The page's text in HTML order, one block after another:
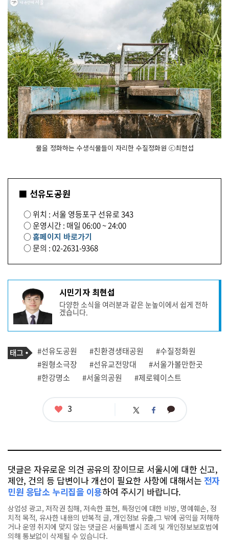
물을 정화하는 수생식물들이 자리한 수질정화원 ⓒ최현섭
■ 선유도공원
○ 위치 : 서울 영등포구 선유로 343
○ 운영시간 : 매일 06:00 ~ 24:00
○홈페이지 바로가기
○ 문의 : 02-2631-9368
성
자
프
필
시민기자 최현섭
다양한 소식을 여러분과 같은 눈높이에서 쉽게 전하
겠습니다.
기
사
관
련
태
태
그
#선유도공원 #친환경생태공원
#수질정화원
#원형소극장
#선유교전망대
#서울가볼만한곳
#한강명소
#서울의공원 #제로웨이스트
좋
3 트 페 카
댓글은 자유로운 의견 공유의 장이므로 서울시에 대한 신고,
제안, 건의 등 답변이나 개선이 필요한 사항에 대해서는 전자
민원 응답소 누리집을 이용하여 주시기 바랍니다.
상업성 광고, 저작권 침해, 저속한 표현, 특정인에 대한 비방, 명예훼손, 정
치적 목적, 유사한 내용의 반복적 글, 개인정보 유출,그 밖에 공익을 저해하
거나 운영 취지에 맞지 않는 댓글은 서울특별시 조례 및 개인정보보호법에
의해 통보없이 삭제될 수 있습니다.